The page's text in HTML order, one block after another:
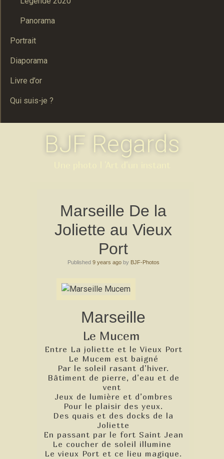
Panorama
Portrait
Diaporama
Livre d’or
Qui suis-je ?
BJF Regards
Marseille De la
Joliette au Vieux
Port
Published 9 years agoby BJF-Photos
Marseille
Le Mucem
Entre La joliette et le Vieux Port
Le Mucem est baigné
Par le soleil rasant d’hiver.
Bâtiment de pierre, d’eau et de
vent
Jeux de lumière et d’ombres
Pour le plaisir des yeux.
Des quais et des docks de la
Joliette
En passant par le fort Saint Jean
Le coucher de soleil illumine
Le vieux Port et ce lieu magique.